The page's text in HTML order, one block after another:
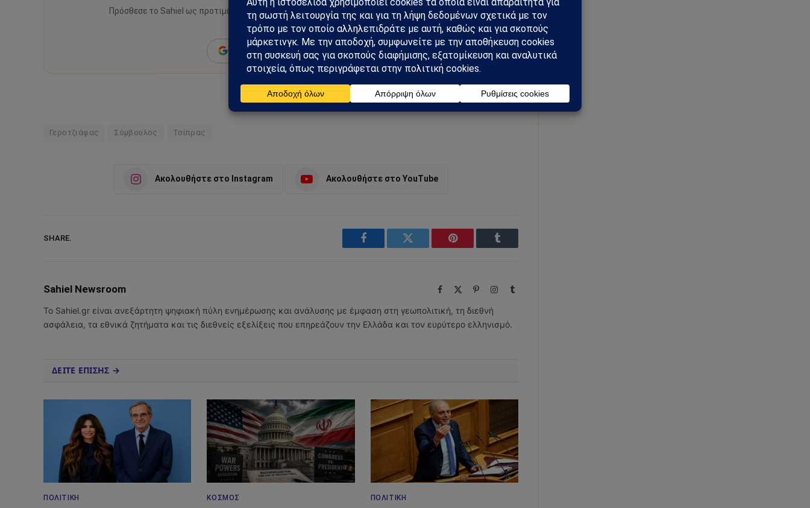
Πρόσθεσε το Sahiel ως προτιμώμενη πηγή για να λαμβάνεις πρώτος τις σημαντικότερες
ειδήσεις και αναλύσεις.
Add as a preferred source
Γεροτζιάφας Σύμβουλος Τσίπρας
Ακολουθήστε στο Instagram Ακολουθήστε στο YouTube
SHARE.
Facebook Twitter Pinterest Tumblr
Sahiel Newsroom Facebook PinterestInstagram
Tumblr
Το Sahiel.gr είναι ανεξάρτητη ψηφιακή πύλη ενημέρωσης και ανάλυσης με έμφαση στη γεωπολιτική, τη διεθνή
ασφάλεια, τα εθνικά ζητήματα και τις διεθνείς εξελίξεις που επηρεάζουν την Ελλάδα και τον ευρύτερο ελληνισμό.
ΔΕΙΤΕ ΕΠΙΣΗΣ →
ΠΟΛΙΤΙΚΉ ΚΌΣΜΟΣ ΠΟΛΙΤΙΚΉ